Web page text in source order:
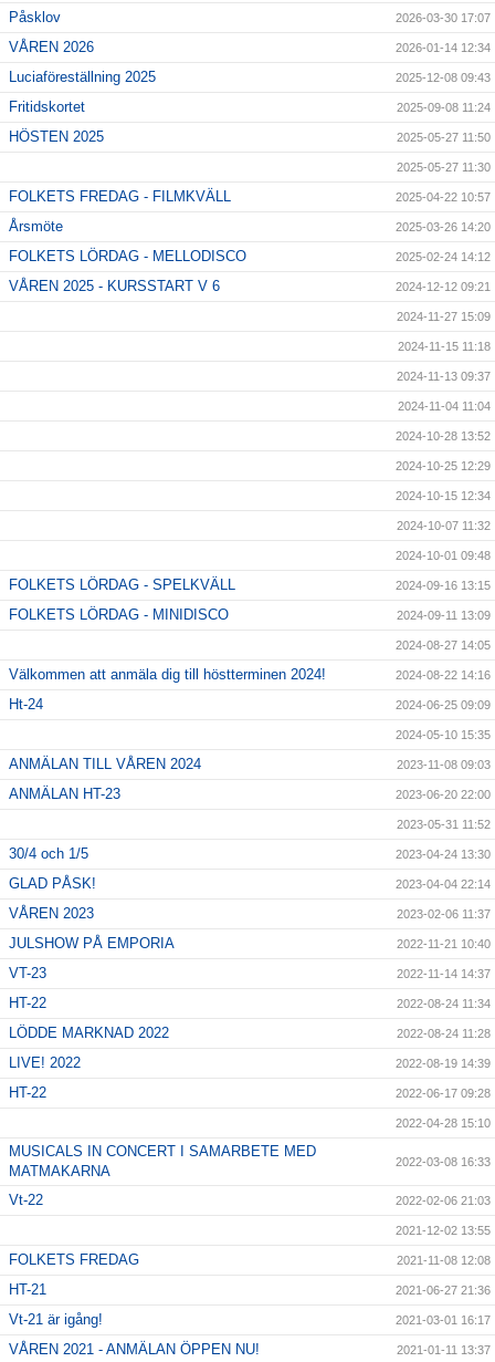
Påsklov 2026-03-30 17:07
VÅREN 2026 2026-01-14 12:34
Luciaföreställning 2025 2025-12-08 09:43
Fritidskortet 2025-09-08 11:24
HÖSTEN 2025 2025-05-27 11:50
2025-05-27 11:30
FOLKETS FREDAG - FILMKVÄLL 2025-04-22 10:57
Årsmöte 2025-03-26 14:20
FOLKETS LÖRDAG - MELLODISCO 2025-02-24 14:12
VÅREN 2025 - KURSSTART V 6 2024-12-12 09:21
2024-11-27 15:09
2024-11-15 11:18
2024-11-13 09:37
2024-11-04 11:04
2024-10-28 13:52
2024-10-25 12:29
2024-10-15 12:34
2024-10-07 11:32
2024-10-01 09:48
FOLKETS LÖRDAG - SPELKVÄLL 2024-09-16 13:15
FOLKETS LÖRDAG - MINIDISCO 2024-09-11 13:09
2024-08-27 14:05
Välkommen att anmäla dig till höstterminen 2024! 2024-08-22 14:16
Ht-24 2024-06-25 09:09
2024-05-10 15:35
ANMÄLAN TILL VÅREN 2024 2023-11-08 09:03
ANMÄLAN HT-23 2023-06-20 22:00
2023-05-31 11:52
30/4 och 1/5 2023-04-24 13:30
GLAD PÅSK! 2023-04-04 22:14
VÅREN 2023 2023-02-06 11:37
JULSHOW PÅ EMPORIA 2022-11-21 10:40
VT-23 2022-11-14 14:37
HT-22 2022-08-24 11:34
LÖDDE MARKNAD 2022 2022-08-24 11:28
LIVE! 2022 2022-08-19 14:39
HT-22 2022-06-17 09:28
2022-04-28 15:10
MUSICALS IN CONCERT I SAMARBETE MED
MATMAKARNA
2022-03-08 16:33
Vt-22 2022-02-06 21:03
2021-12-02 13:55
FOLKETS FREDAG 2021-11-08 12:08
HT-21 2021-06-27 21:36
Vt-21 är igång! 2021-03-01 16:17
VÅREN 2021 - ANMÄLAN ÖPPEN NU! 2021-01-11 13:37